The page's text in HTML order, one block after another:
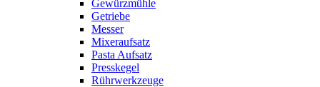
Gewürzmühle
Getriebe
Messer
Mixeraufsatz
Pasta Aufsatz
Presskegel
Rührwerkzeuge